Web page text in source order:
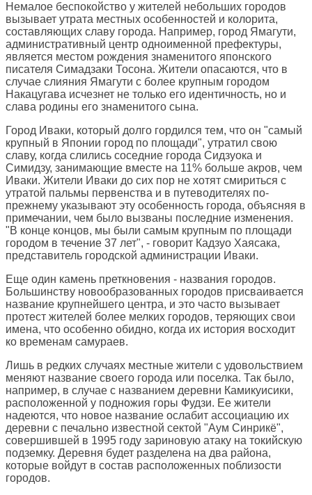
Немалое беспокойство у жителей небольших городов
вызывает утрата местных особенностей и колорита,
составляющих славу города. Например, город Ямагути,
административный центр одноименной префектуры,
является местом рождения знаменитого японского
писателя Симадзаки Тосона. Жители опасаются, что в
случае слияния Ямагути с более крупным городом
Накацугава исчезнет не только его идентичность, но и
слава родины его знаменитого сына.
Город Иваки, который долго гордился тем, что он "самый
крупный в Японии город по площади", утратил свою
славу, когда слились соседние города Сидзуока и
Симидзу, занимающие вместе на 11% больше акров, чем
Иваки. Жители Иваки до сих пор не хотят смириться с
утратой пальмы первенства и в путеводителях по-
прежнему указывают эту особенность города, объясняя в
примечании, чем было вызваны последние изменения.
"В конце концов, мы были самым крупным по площади
городом в течение 37 лет", - говорит Кадзуо Хаясака,
представитель городской администрации Иваки.
Еще один камень преткновения - названия городов.
Большинству новообразованных городов присваивается
название крупнейшего центра, и это часто вызывает
протест жителей более мелких городов, теряющих свои
имена, что особенно обидно, когда их история восходит
ко временам самураев.
Лишь в редких случаях местные жители с удовольствием
меняют название своего города или поселка. Так было,
например, в случае с названием деревни Камикуисики,
расположенной у подножия горы Фудзи. Ее жители
надеются, что новое название ослабит ассоциацию их
деревни с печально известной сектой "Аум Синрикё",
совершившей в 1995 году зариновую атаку на токийскую
подземку. Деревня будет разделена на два района,
которые войдут в состав расположенных поблизости
городов.